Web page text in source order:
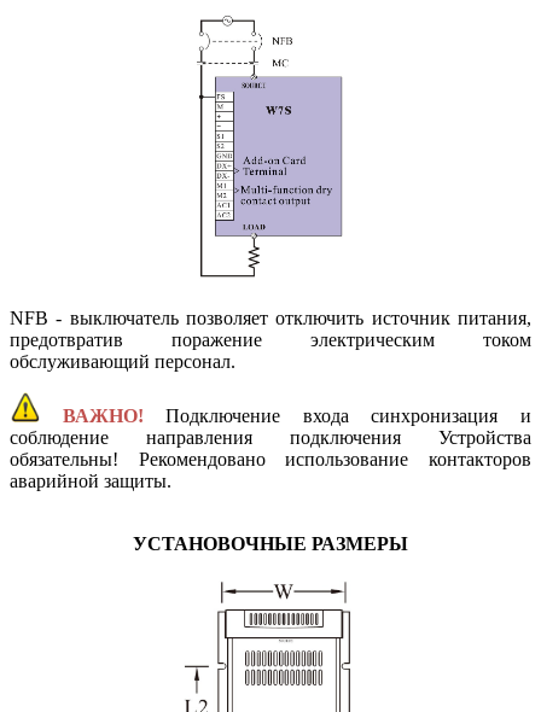
NFB - выключатель позволяет отключить источник питания,
предотвратив поражение электрическим током
обслуживающий персонал.
ВАЖНО!Подключение входа синхронизация и
соблюдение направления подключения Устройства
обязательны! Рекомендовано использование контакторов
аварийной защиты.
УСТАНОВОЧНЫЕ РАЗМЕРЫ